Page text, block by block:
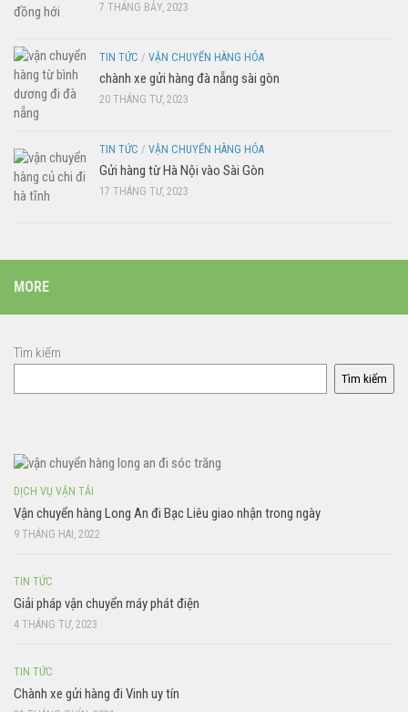
7 THÁNG BẢY, 2023
TIN TỨC / VẬN CHUYỂN HÀNG HÓA
chành xe gửi hàng đà nẵng sài gòn
20 THÁNG TƯ, 2023
TIN TỨC / VẬN CHUYỂN HÀNG HÓA
Gửi hàng từ Hà Nội vào Sài Gòn
17 THÁNG TƯ, 2023
MORE
Tìm kiếm
Tìm kiếm
DỊCH VỤ VẬN TẢI
Vận chuyển hàng Long An đi Bạc Liêu giao nhận trong ngày
9 THÁNG HAI, 2022
TIN TỨC
Giải pháp vận chuyển máy phát điện
4 THÁNG TƯ, 2023
TIN TỨC
Chành xe gửi hàng đi Vinh uy tín